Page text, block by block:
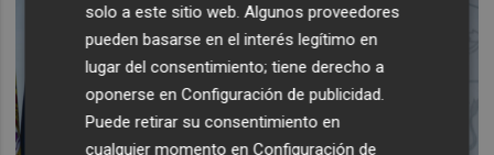
solo a este sitio web. Algunos proveedores
pueden basarse en el interés legítimo en
lugar del consentimiento; tiene derecho a
oponerse enConfiguración de publicidad
Puede retirar su consentimiento en
cualquier momento enConfiguración de